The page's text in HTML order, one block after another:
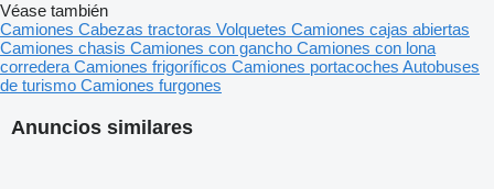
Anuncios similares
Véase también
Camiones Cabezas tractoras Volquetes Camiones cajas abiertas
Camiones chasis Camiones con gancho Camiones con lona
corredera Camiones frigoríficos Camiones portacoches Autobuses
de turismo Camiones furgones